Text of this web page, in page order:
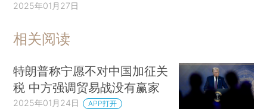
2025年01月27日
相关阅读
特朗普称宁愿不对中国加征关
税 中方强调贸易战没有赢家
2025年01月24日 APP打开